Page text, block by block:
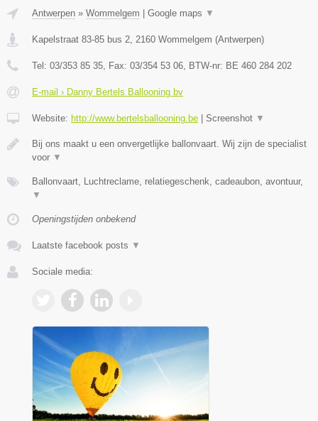
Antwerpen » Wommelgem | Google maps ▼
Kapelstraat 83-85 bus 2 2160 Wommelgem (Antwerpen)
Tel: 03/353 85 35 , Fax: 03/354 53 06 , BTW-nr: BE 460 284 202
E-mail › Danny Bertels Ballooning bv
Website: http://www.bertelsballooning.be | Screenshot ▼
Bij ons maakt u een onvergetlijke ballonvaart. Wij zijn de specialist
voor ▼
Ballonvaart, Luchtreclame, relatiegeschenk, cadeaubon, avontuur,
▼
Openingstijden onbekend
Laatste facebook posts ▼
Sociale media: